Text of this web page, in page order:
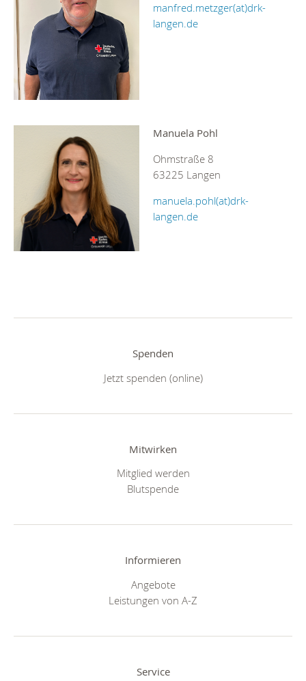
manfred.metzger(at)drk-
langen.de
Manuela Pohl
Ohmstraße 8
63225 Langen
manuela.pohl(at)drk-
langen.de
Spenden
Jetzt spenden (online)
Mitwirken
Mitglied werden
Blutspende
Informieren
Angebote
Leistungen von A-Z
Service